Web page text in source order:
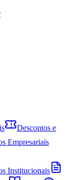
Descontos e
Empresariais
Institucionais